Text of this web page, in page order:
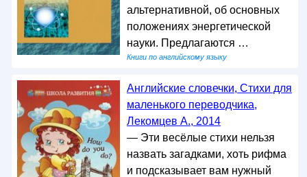
альтернативной, об основных
положениях энергетической
науки. Предлагаются …
Книги по английскому языку
Английские словечки, Стихи для
маленького переводчика,
Лекомцев А., 2014
— Эти весёлые стихи нельзя
назвать загадками, хоть рифма
и подсказывает вам нужный